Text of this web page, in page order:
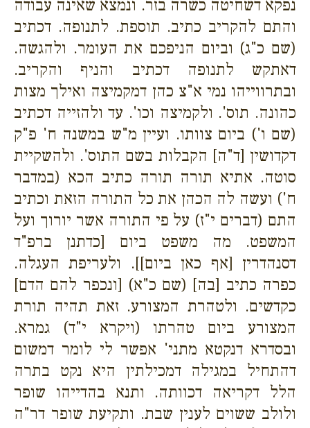
נפקא דשחיטה כשרה בזר. ונמצא שאינה עבודה
והתם להקריב כתיב. תוספת. לתנופה. דכתיב
(שם כ"ג) וביום הניפכם את העומר. ולהגשה.
דאתקש לתנופה דכתיב והניף והקריב.
ובתרווייהו נמי א"צ כהן דמקמיצה ואילך מצות
כהונה. תוס'. ולקמיצה וכו'. עד ולהזייה דכתיב
(שם ו') ביום צוותו. ועיין מ"ש במשנה ח' פ"ק
דקדושין [ד"ה] הקבלות בשם התוס'. ולהשקיית
סוטה. אתיא תורה תורה כתיב הכא (במדבר
ח') ועשה לה הכהן את כל התורה הזאת וכתיב
התם (דברים י"ז) על פי התורה אשר יורוך ועל
המשפט. מה משפט ביום [כדתנן ברפ"ד
דסנהדרין [אף כאן ביום]]. ולעריפת העגלה.
כפרה כתיב [בה] (שם כ"א) [ונכפר להם הדם]
כקדשים. ולטהרת המצורע. זאת תהיה תורת
המצורע ביום טהרתו (ויקרא י"ד) גמרא.
ובסדרא דנקטא מתני' אפשר לי לומר דמשום
דהתחיל במגילה דמכילתין היא נקט בתרה
הלל דקריאה דכוותה. ותנא בהדייהו שופר
ולולב ששוים לענין שבת. ותקיעת שופר דר"ה